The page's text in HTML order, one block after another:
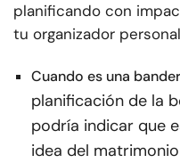
planificando con
tu organizador
Cuando es una
planificación de la
podría indicar que
idea del